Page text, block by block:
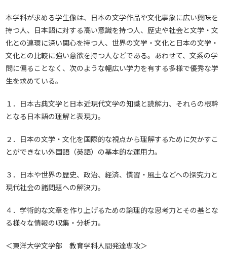
本学科が求める学生像は、日本の文学作品や文化事象に広い興味を
持つ人、日本語に対する高い意識を持つ人、歴史や社会と文学・文
化との連環に深い関心を持つ人、世界の文学・文化と日本の文学・
文化との比較に強い意欲を持つ人などである。あわせて、文系の学
問に偏ることなく、次のような幅広い学力を有する多様で優秀な学
生を求めている。
１．日本古典文学と日本近現代文学の知識と読解力、それらの根幹
となる日本語の理解と表現力。
２．日本の文学・文化を国際的な視点から理解するために欠かすこ
とができない外国語（英語）の基本的な運用力。
３．日本や世界の歴史、政治、経済、慣習・風土などへの探究力と
現代社会の諸問題への解決力。
４．学術的な文章を作り上げるための論理的な思考力とその基とな
る様々な情報の収集・分析力。
＜東洋大学文学部 教育学科人間発達専攻＞